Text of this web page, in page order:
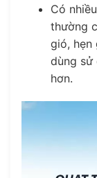
Có
thường
gió, hẹn
dùng sử
hơn.